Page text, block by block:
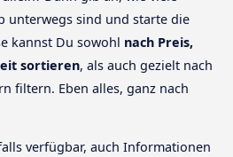
unterwegs sind und starte die
kannst Du sowohl nach Preis,
sortieren, als auch gezielt nach
filtern. Eben alles, ganz nach
verfügbar, auch Informationen